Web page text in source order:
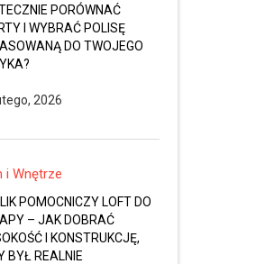
PORÓWNAĆ
I WYBRAĆ POLISĘ
DO TWOJEGO
2026
i Wnętrze
POMOCNICZY LOFT DO
– JAK DOBRAĆ
I KONSTRUKCJĘ,
BYŁ REALNIE